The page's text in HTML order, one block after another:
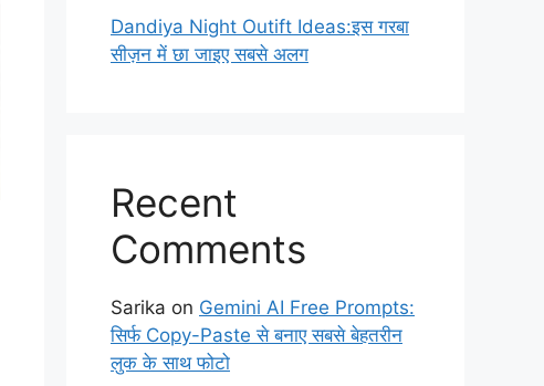
Dandiya Night Outift Ideas:इस गरबा
सीज़न में छा जाइए सबसे अलग
Recent
Comments
Sarika on Gemini AI Free Prompts:
सिर्फ Copy-Paste से बनाए सबसे बेहतरीन
लुक के साथ फोटो